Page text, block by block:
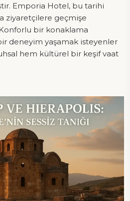
Emporia Hotel, bu tarihi
ziyaretçilere geçmişe
bir konaklama
deneyim yaşamak isteyenler
hem kültürel bir keşif vaat